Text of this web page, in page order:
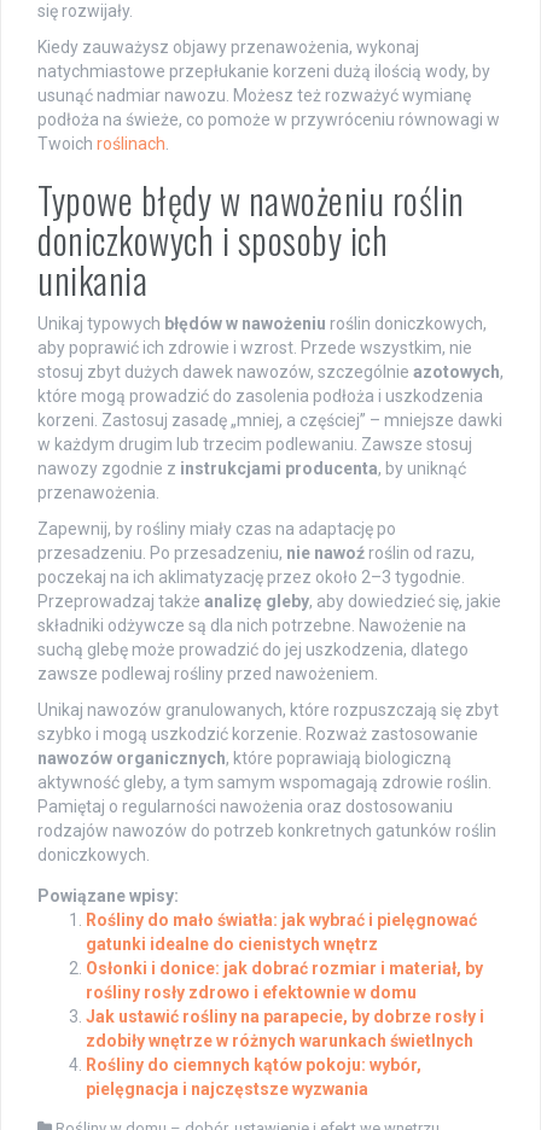
się rozwijały.
Kiedy zauważysz objawy przenawożenia, wykonaj
natychmiastowe przepłukanie korzeni dużą ilością wody, by
usunąć nadmiar nawozu. Możesz też rozważyć wymianę
podłoża na świeże, co pomoże w przywróceniu równowagi w
Twoich roślinach.
Typowe błędy w nawożeniu roślin
doniczkowych i sposoby ich
unikania
Unikaj typowych błędów w nawożeniu roślin doniczkowych,
aby poprawić ich zdrowie i wzrost. Przede wszystkim, nie
stosuj zbyt dużych dawek nawozów, szczególnie azotowych,
które mogą prowadzić do zasolenia podłoża i uszkodzenia
korzeni. Zastosuj zasadę „mniej, a częściej” – mniejsze dawki
w każdym drugim lub trzecim podlewaniu. Zawsze stosuj
nawozy zgodnie z instrukcjami producenta, by uniknąć
przenawożenia.
Zapewnij, by rośliny miały czas na adaptację po
przesadzeniu. Po przesadzeniu, nie nawoź roślin od razu,
poczekaj na ich aklimatyzację przez około 2–3 tygodnie.
Przeprowadzaj także analizę gleby, aby dowiedzieć się, jakie
składniki odżywcze są dla nich potrzebne. Nawożenie na
suchą glebę może prowadzić do jej uszkodzenia, dlatego
zawsze podlewaj rośliny przed nawożeniem.
Unikaj nawozów granulowanych, które rozpuszczają się zbyt
szybko i mogą uszkodzić korzenie. Rozważ zastosowanie
nawozów organicznych, które poprawiają biologiczną
aktywność gleby, a tym samym wspomagają zdrowie roślin.
Pamiętaj o regularności nawożenia oraz dostosowaniu
rodzajów nawozów do potrzeb konkretnych gatunków roślin
doniczkowych.
Powiązane wpisy:
Rośliny do mało światła: jak wybrać i pielęgnować
gatunki idealne do cienistych wnętrz
Osłonki i donice: jak dobrać rozmiar i materiał, by
rośliny rosły zdrowo i efektownie w domu
Jak ustawić rośliny na parapecie, by dobrze rosły i
zdobiły wnętrze w różnych warunkach świetlnych
Rośliny do ciemnych kątów pokoju: wybór,
pielęgnacja i najczęstsze wyzwania